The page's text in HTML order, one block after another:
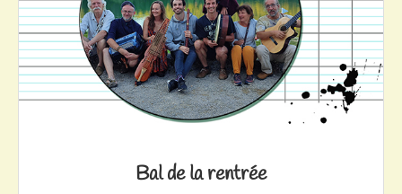
Bal de la rentrée